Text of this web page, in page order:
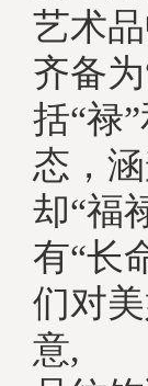
艺术
齐备
括“禄
态，
却“福
有“长
们对
意,